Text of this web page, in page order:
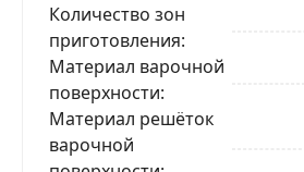
Количество зон
приготовления
Материал варочной
поверхности
Материал решёток
варочной